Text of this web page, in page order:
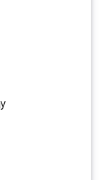
vệ thiết bị